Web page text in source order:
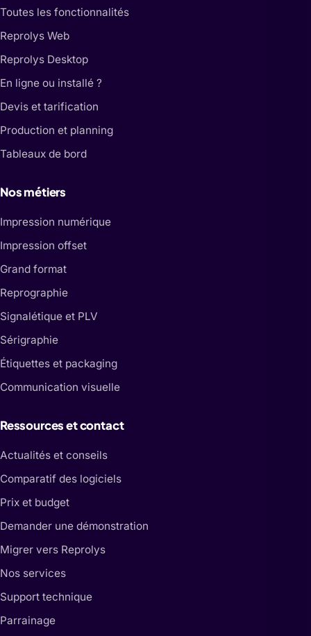
Toutes les fonctionnalités
Reprolys Web
Reprolys Desktop
En ligne ou installé ?
Devis et tarification
Production et planning
Tableaux de bord
Nos métiers
Impression numérique
Impression offset
Grand format
Reprographie
Signalétique et PLV
Sérigraphie
Étiquettes et packaging
Communication visuelle
Ressources et contact
Actualités et conseils
Comparatif des logiciels
Prix et budget
Demander une démonstration
Migrer vers Reprolys
Nos services
Support technique
Parrainage